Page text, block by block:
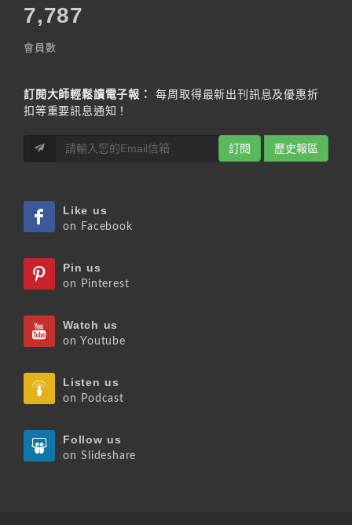
7,787
會員數
訂閱大師輕鬆讀電子報：
每周取得最新出刊訊息及優惠折
扣等重要訊息通知！
訂閱 歷史報區
Like us
on Facebook
Pin us
on Pinterest
Watch us
on Youtube
Listen us
on Podcast
Follow us
on Slideshare